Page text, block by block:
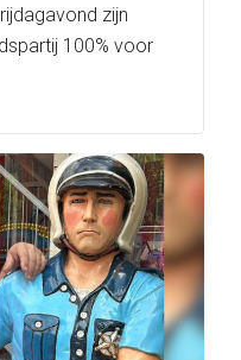
zijn
100% voor